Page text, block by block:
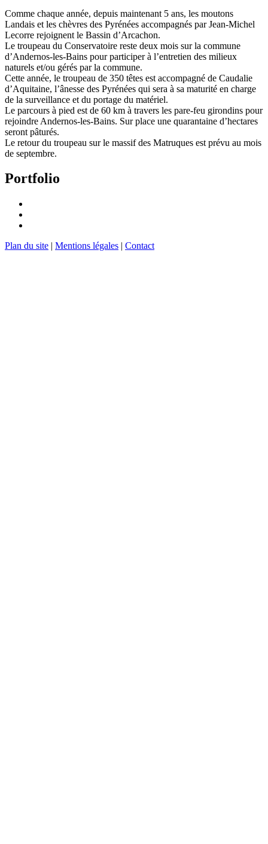
Comme chaque année, depuis maintenant 5 ans, les moutons
Landais et les chèvres des Pyrénées accompagnés par Jean-Michel
Lecorre rejoignent le Bassin d’Arcachon.
Le troupeau du Conservatoire reste deux mois sur la commune
d’Andernos-les-Bains pour participer à l’entretien des milieux
naturels et/ou gérés par la commune.
Cette année, le troupeau de 350 têtes est accompagné de Caudalie
d’Aquitaine, l’ânesse des Pyrénées qui sera à sa maturité en charge
de la surveillance et du portage du matériel.
Le parcours à pied est de 60 km à travers les pare-feu girondins pour
rejoindre Andernos-les-Bains. Sur place une quarantaine d’hectares
seront pâturés.
Le retour du troupeau sur le massif des Matruques est prévu au mois
de septembre.
Portfolio
Plan du site | Mentions légales | Contact